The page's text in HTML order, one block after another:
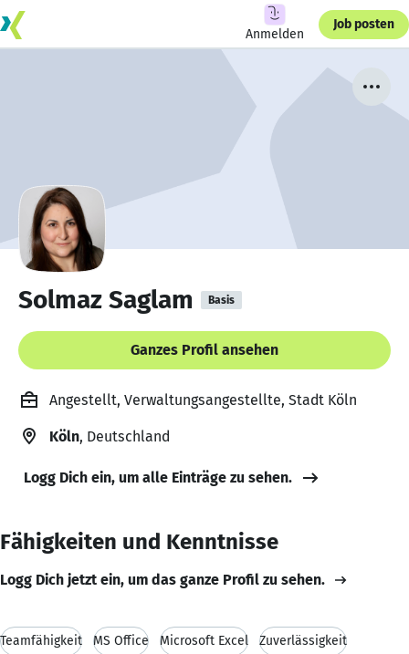
Anmelden
Job posten
Solmaz Saglam Basis
Ganzes Profil ansehen
Angestellt, Verwaltungsangestellte, Stadt Köln
Köln, Deutschland
Logg Dich ein, um alle Einträge zu sehen.
Fähigkeiten und Kenntnisse
Logg Dich jetzt ein, um das ganze Profil zu sehen.
Teamfähigkeit MS Office Microsoft Excel Zuverlässigkeit